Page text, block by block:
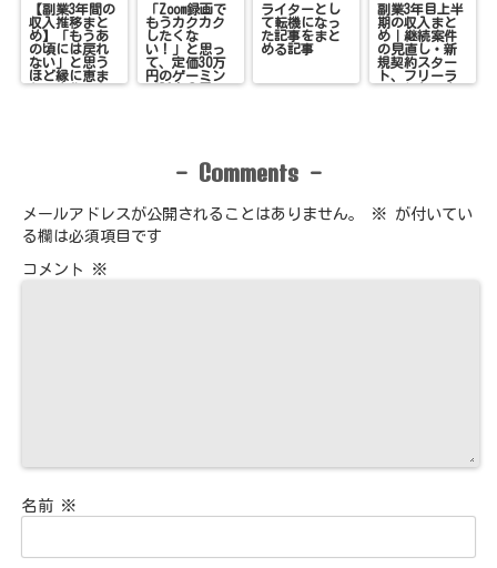
【副業3年間の
収入推移まと
め】「もうあ
の頃には戻れ
ない」と思う
ほど縁に恵ま
れ、変化のあ
「Zoom録画で
もうカクカク
したくな
い！」と思っ
て、定価30万
円のゲーミン
グPCを●円で
ライターとし
て転機になっ
た記事をまと
める記事
副業3年目上半
期の収入まと
め｜継続案件
の見直し・新
規契約スター
ト、フリーラ
ンスとして変
- Comments -
メールアドレスが公開されることはありません。 ※ が付いてい
る欄は必須項目です
コメント ※
名前 ※